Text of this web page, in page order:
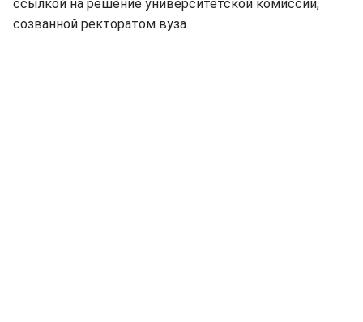
ссылкой на решение университетской комиссии,
созванной ректоратом вуза.